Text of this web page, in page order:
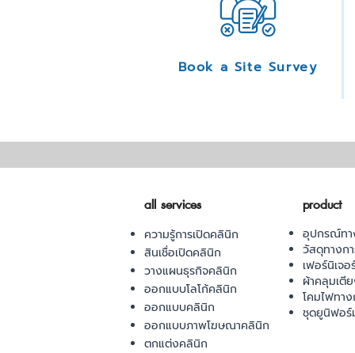
Book a Site Survey
all services
ความรู้การเปิดคลินิก
สินเชื่อเปิดคลินิก
วางแผนธุรกิจคลินิก
ออกแบบโลโก้คลินิก
ออกแบบคลินิก
ออกแบบภาพโฆษณาคลินิก
ตกแต่งคลินิก
product
อุปกรณ์ทา
วัสดุทางก
เฟอร์นิเจ
ผ้าคลุมเตี
โคมไฟทา
ชุดยูนิฟอร์